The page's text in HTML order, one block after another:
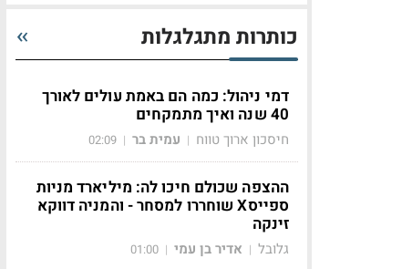
כותרות מתגלגלות
דמי ניהול: כמה הם באמת עולים לאורך
40 שנה ואיך מתמקחים
חיסכון ארוך טווח | עמית בר |
02:09
ההצפה שכולם חיכו לה: מיליארד מניות
ספייסX שוחררו למסחר - והמניה דווקא
זינקה
גלובל | אדיר בן עמי |
01:00